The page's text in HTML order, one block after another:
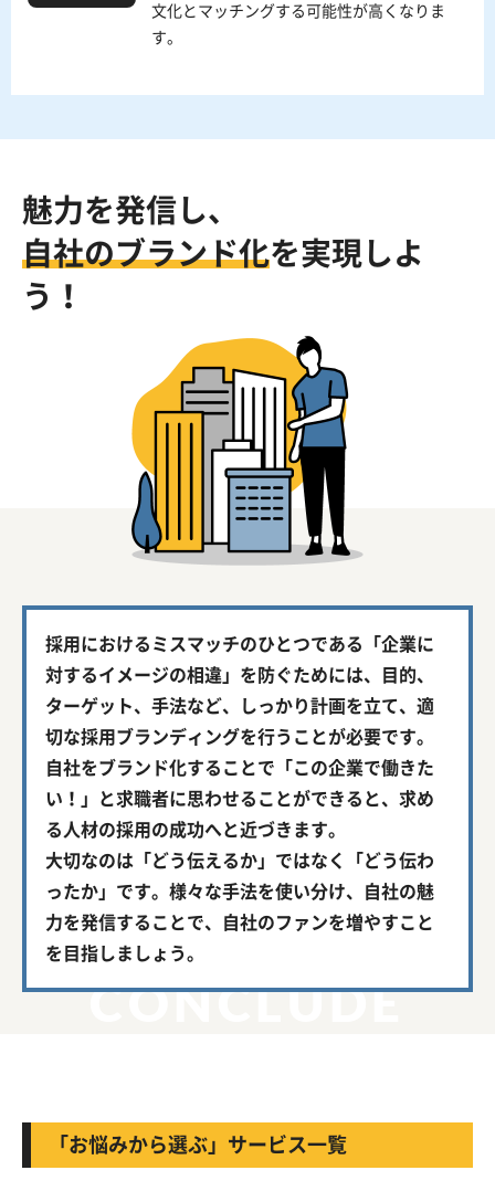
文化とマッチングする可能性が高くなりま
す。
CONCLUDE
魅力を発信し、
自社のブランド化を実現しよ
う！
採用におけるミスマッチのひとつである「企業に
対するイメージの相違」を防ぐためには、目的、
ターゲット、手法など、しっかり計画を立て、適
切な採用ブランディングを行うことが必要です。
自社をブランド化することで「この企業で働きた
い！」と求職者に思わせることができると、求め
る人材の採用の成功へと近づきます。
大切なのは「どう伝えるか」ではなく「どう伝わ
ったか」です。様々な手法を使い分け、自社の魅
力を発信することで、自社のファンを増やすこと
を目指しましょう。
「お悩みから選ぶ」サービス一覧